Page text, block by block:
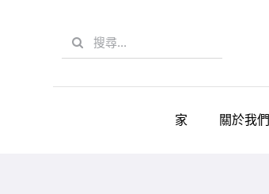
Search
for:
家 關於我們